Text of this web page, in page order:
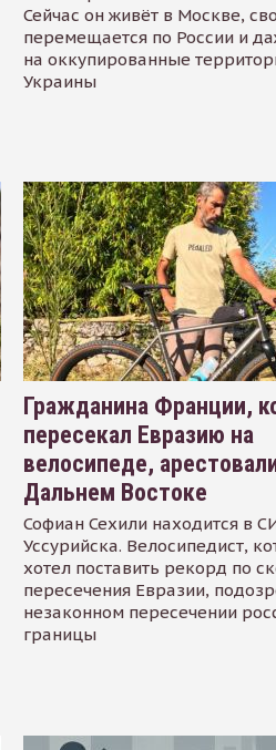
Сейчас он живёт в Москве,
перемещается по России и
на оккупированные
Украины
Гражданина Франции,
пересекал Евразию на
велосипеде,
Дальнем Востоке
Софиан Сехили находится в
Уссурийска. Велосипедист,
хотел поставить рекорд по
пересечения Евразии,
незаконном пересечении
границы